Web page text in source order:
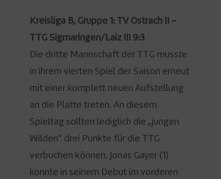
Kreisliga B, Gruppe 1: TV Ostrach II –
TTG Sigmaringen/Laiz III 9:3
Die dritte Mannschaft der TTG musste
in ihrem vierten Spiel der Saison erneut
mit einer komplett neuen Aufstellung
an die Platte treten. An diesem
Spieltag sollten lediglich die „jungen
Wilden“ drei Punkte für die TTG
verbuchen können. Jonas Gayer (1)
konnte in seinem Debut im vorderen